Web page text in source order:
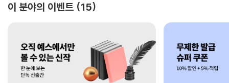
이 분야의 이벤트 15